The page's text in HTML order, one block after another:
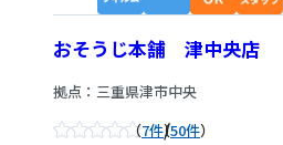
おそうじ本舗 津中央店
拠点：三重県津市中央
7件/50件